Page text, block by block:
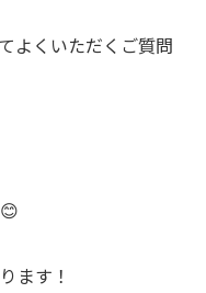
よくいただくご質問
ます！